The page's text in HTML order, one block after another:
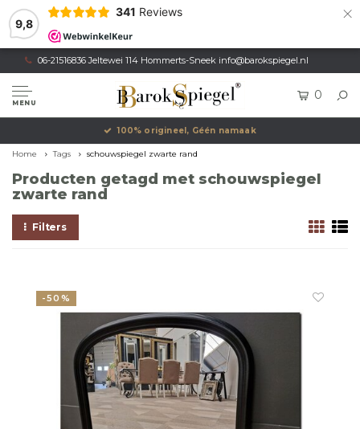
9,8
341 Reviews ×
06-21516836 Jeltewei 114 Hommerts-Sneek info@barokspiegel.nl
MENU
0
100% origineel, Géén namaak
Home Tags schouwspiegel zwarte rand
Producten getagd met schouwspiegel
zwarte rand
Filters
-50%